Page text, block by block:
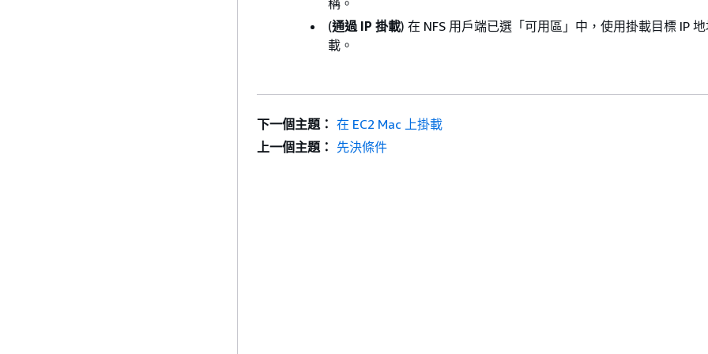
稱。
(通過 IP 掛載) 在 NFS 用戶端已選「可用區」中，使用掛載目標 IP
載。
下一個主題： 在 EC2 Mac 上掛載
上一個主題： 先決條件